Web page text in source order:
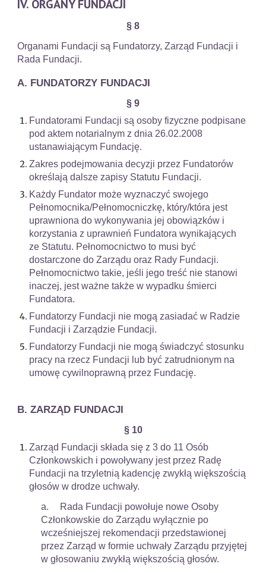
IV. ORGANY FUNDACJI
§ 8
Organami Fundacji są Fundatorzy, Zarząd Fundacji i
Rada Fundacji.
A. FUNDATORZY FUNDACJI
§ 9
Fundatorami Fundacji są osoby fizyczne podpisane
pod aktem notarialnym z dnia 26.02.2008
ustanawiającym Fundację.
Zakres podejmowania decyzji przez Fundatorów
określają dalsze zapisy Statutu Fundacji.
Każdy Fundator może wyznaczyć swojego
Pełnomocnika/Pełnomocniczkę, który/która jest
uprawniona do wykonywania jej obowiązków i
korzystania z uprawnień Fundatora wynikających
ze Statutu. Pełnomocnictwo to musi być
dostarczone do Zarządu oraz Rady Fundacji.
Pełnomocnictwo takie, jeśli jego treść nie stanowi
inaczej, jest ważne także w wypadku śmierci
Fundatora.
Fundatorzy Fundacji nie mogą zasiadać w Radzie
Fundacji i Zarządzie Fundacji.
Fundatorzy Fundacji nie mogą świadczyć stosunku
pracy na rzecz Fundacji lub być zatrudnionym na
umowę cywilnoprawną przez Fundację.
B.ZARZĄD FUNDACJI
§ 10
Zarząd Fundacji składa się z 3 do 11 Osób
Członkowskich i powoływany jest przez Radę
Fundacji na trzyletnią kadencję zwykłą większością
głosów w drodze uchwały.
a.
Rada Fundacji powołuje nowe Osoby
Członkowskie do Zarządu wyłącznie po
wcześniejszej rekomendacji przedstawionej
przez Zarząd w formie uchwały Zarządu przyjętej
w głosowaniu zwykłą większością głosów.